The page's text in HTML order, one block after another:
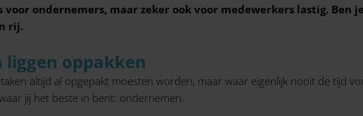
ondernemers, maar zeker ook voor medewerkers lastig.
rij.
liggen oppakken
altijd al opgepakt moesten worden, maar waar eigenlijk nooit de tijd
jij het beste in bent: ondernemen.